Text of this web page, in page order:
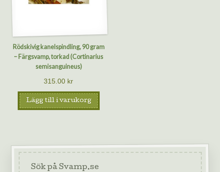
Rödskivig kanelspindling, 90 gram
– Färgsvamp, torkad (Cortinarius
semisanguineus)
315.00 kr
Lägg till i varukorg
Sök på Svamp.se